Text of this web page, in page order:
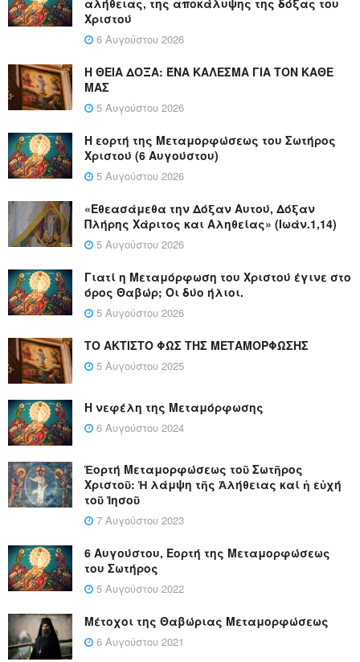
Χριστού
6 Αυγούστου 2026
Η ΘΕΙΑ ΔΟΞΑ: ΈΝΑ ΚΑΛΕΣΜΑ ΓΙΑ ΤΟΝ ΚΑΘΕ
ΜΑΣ
5 Αυγούστου 2026
Η εορτή της Μεταμορφώσεως του Σωτήρος
Χριστού (6 Αυγούστου)
5 Αυγούστου 2026
«Εθεασάμεθα την Δόξαν Αυτού, Δόξαν
Πλήρης Χάριτος και Αληθείας» (Ιωάν.1,14)
5 Αυγούστου 2026
Γιατί η Μεταμόρφωση του Χριστού έγινε στο
όρος Θαβώρ; Οι δύο ήλιοι.
5 Αυγούστου 2026
ΤΟ ΑΚΤΙΣΤΟ ΦΩΣ ΤΗΣ ΜΕΤΑΜΟΡΦΩΣΗΣ
5 Αυγούστου 2025
Η νεφέλη της Μεταμόρφωσης
6 Αυγούστου 2024
Ἑορτή Μεταμορφώσεως τοῦ Σωτῆρος
Χριστοῦ: Ἡ λάμψη τῆς Ἀλήθειας καί ἡ εὐχή
τοῦ Ἰησοῦ
7 Αυγούστου 2023
6 Αυγούστου, Εορτή της Μεταμορφώσεως
του Σωτήρος
5 Αυγούστου 2022
Μέτοχοι της Θαβώριας Μεταμορφώσεως
6 Αυγούστου 2021